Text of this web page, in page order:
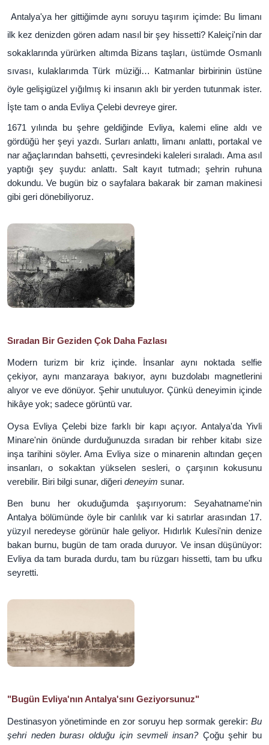
Antalya'ya her gittiğimde aynı soruyu taşırım içimde: Bu limanı
ilk kez denizden gören adam nasıl bir şey hissetti? Kaleiçi'nin dar
sokaklarında yürürken altımda Bizans taşları, üstümde Osmanlı
sıvası, kulaklarımda Türk müziği… Katmanlar birbirinin üstüne
öyle gelişigüzel yığılmış ki insanın aklı bir yerden tutunmak ister.
İşte tam o anda Evliya Çelebi devreye girer.
1671 yılında bu şehre geldiğinde Evliya, kalemi eline aldı ve
gördüğü her şeyi yazdı. Surları anlattı, limanı anlattı, portakal ve
nar ağaçlarından bahsetti, çevresindeki kaleleri sıraladı. Ama asıl
yaptığı şey şuydu: anlattı. Salt kayıt tutmadı; şehrin ruhuna
dokundu. Ve bugün biz o sayfalara bakarak bir zaman makinesi
gibi geri dönebiliyoruz.
Sıradan Bir Geziden Çok Daha Fazlası
Modern turizm bir kriz içinde. İnsanlar aynı noktada selfie
çekiyor, aynı manzaraya bakıyor, aynı buzdolabı magnetlerini
alıyor ve eve dönüyor. Şehir unutuluyor. Çünkü deneyimin içinde
hikâye yok; sadece görüntü var.
Oysa Evliya Çelebi bize farklı bir kapı açıyor. Antalya'da Yivli
Minare'nin önünde durduğunuzda sıradan bir rehber kitabı size
inşa tarihini söyler. Ama Evliya size o minarenin altından geçen
insanları, o sokaktan yükselen sesleri, o çarşının kokusunu
verebilir. Biri bilgi sunar, diğeri deneyim sunar.
Ben bunu her okuduğumda şaşırıyorum: Seyahatname'nin
Antalya bölümünde öyle bir canlılık var ki satırlar arasından 17.
yüzyıl neredeyse görünür hale geliyor. Hıdırlık Kulesi'nin denize
bakan burnu, bugün de tam orada duruyor. Ve insan düşünüyor:
Evliya da tam burada durdu, tam bu rüzgarı hissetti, tam bu ufku
seyretti.
"Bugün Evliya'nın Antalya'sını Geziyorsunuz"
Destinasyon yönetiminde en zor soruyu hep sormak gerekir: Bu
şehri neden burası olduğu için sevmeli insan?Çoğu şehir bu